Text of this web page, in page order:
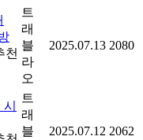
천
트
래
블
라
오
2025.07.13 2080
트
래
블
2025.07.12 2062